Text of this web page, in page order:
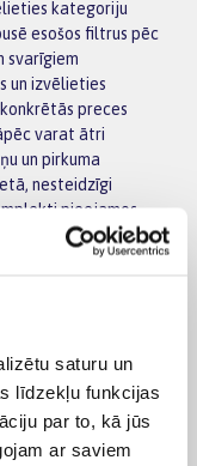
saturu un
līdzekļu funkcijas
par to, kā jūs
ar saviem
kategoriju
esošos filtrus pēc
svarīgiem
un izvēlieties
preces
varat ātri
un pirkuma
nesteidzīgi
pieejamos
daļās. Piegāde
ir bez
katras
konkrētās preces